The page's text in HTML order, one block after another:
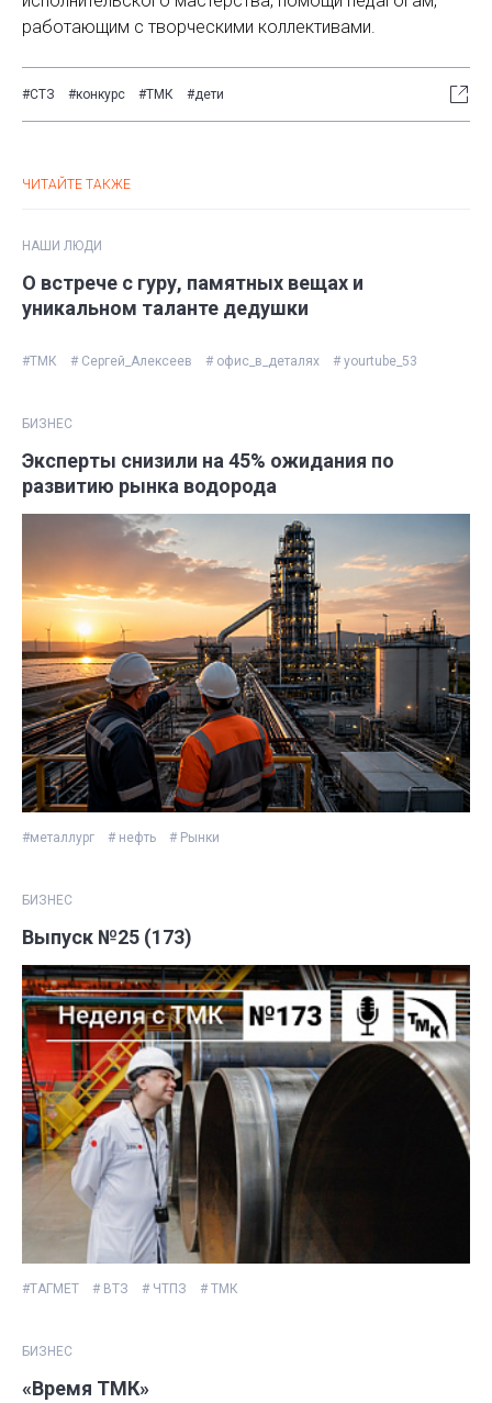
работающим с творческими коллективами.
#СТЗ #конкурс #ТМК #дети
ЧИТАЙТЕ ТАКЖЕ
НАШИ ЛЮДИ
О встрече с гуру, памятных вещах и
уникальном таланте дедушки
#ТМК # Сергей_Алексеев # офис_в_деталях # yourtube_53
БИЗНЕС
Эксперты снизили на 45% ожидания по
развитию рынка водорода
#металлург # нефть # Рынки
БИЗНЕС
Выпуск №25 (173)
#ТАГМЕТ # ВТЗ # ЧТПЗ # ТМК
БИЗНЕС
«Время ТМК»